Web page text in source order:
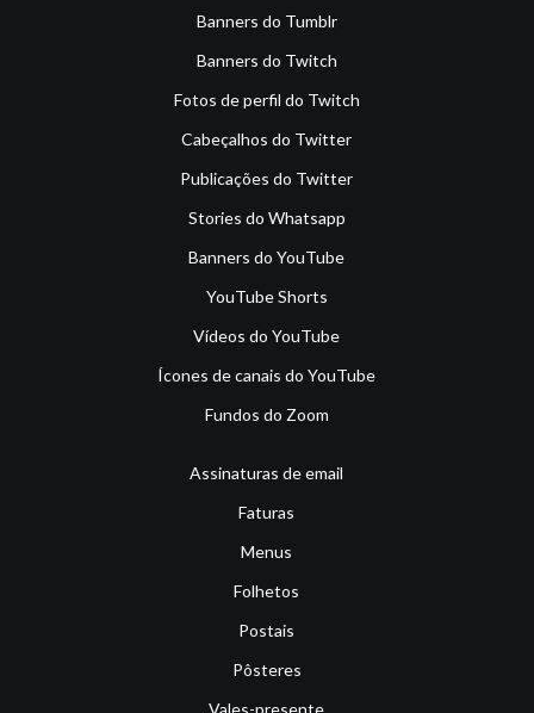
Banners do Tumblr
Banners do Twitch
Fotos de perfil do Twitch
Cabeçalhos do Twitter
Publicações do Twitter
Stories do Whatsapp
Banners do YouTube
YouTube Shorts
Vídeos do YouTube
Ícones de canais do YouTube
Fundos do Zoom
Assinaturas de email
Faturas
Menus
Folhetos
Postais
Pôsteres
Vales-presente